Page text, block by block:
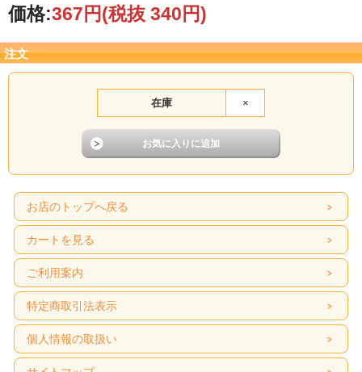
価格:367円(税抜 340円)
注文
在庫 ×
お店のトップへ戻る
カートを見る
ご利用案内
特定商取引法表示
個人情報の取扱い